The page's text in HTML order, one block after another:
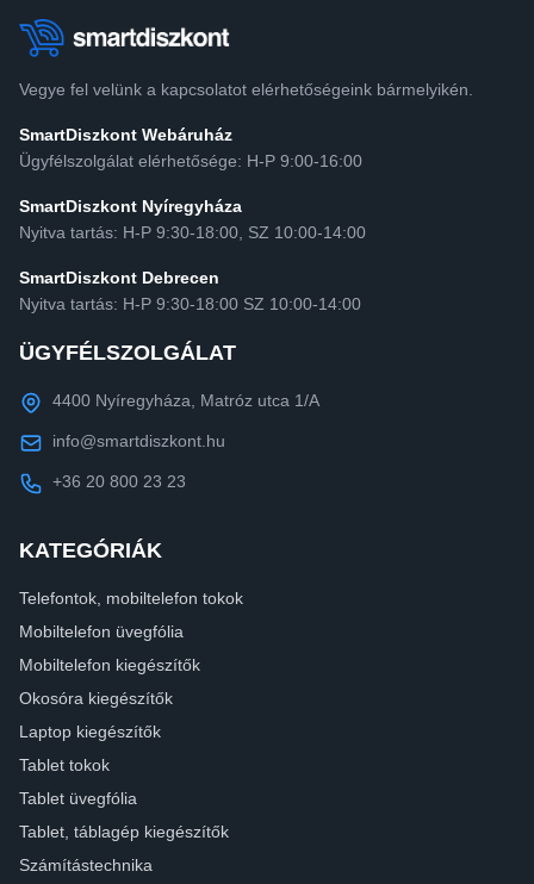
Vegye fel velünk a kapcsolatot elérhetőségeink bármelyikén.
SmartDiszkont Webáruház
Ügyfélszolgálat elérhetősége: H-P 9:00-16:00
SmartDiszkont Nyíregyháza
Nyitva tartás: H-P 9:30-18:00, SZ 10:00-14:00
SmartDiszkont Debrecen
Nyitva tartás: H-P 9:30-18:00 SZ 10:00-14:00
ÜGYFÉLSZOLGÁLAT
4400 Nyíregyháza, Matróz utca 1/A
info@smartdiszkont.hu
+36 20 800 23 23
KATEGÓRIÁK
Telefontok, mobiltelefon tokok
Mobiltelefon üvegfólia
Mobiltelefon kiegészítők
Okosóra kiegészítők
Laptop kiegészítők
Tablet tokok
Tablet üvegfólia
Tablet, táblagép kiegészítők
Számítástechnika